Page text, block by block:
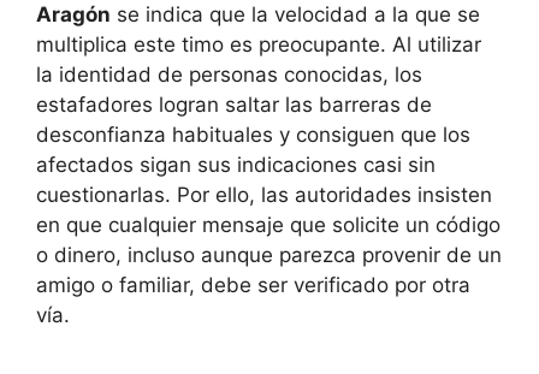
Aragón se indica que la velocidad a la que se
multiplica este timo es preocupante. Al utilizar
la identidad de personas conocidas, los
estafadores logran saltar las barreras de
desconfianza habituales y consiguen que los
afectados sigan sus indicaciones casi sin
cuestionarlas. Por ello, las autoridades insisten
en que cualquier mensaje que solicite un código
o dinero, incluso aunque parezca provenir de un
amigo o familiar, debe ser verificado por otra
vía.